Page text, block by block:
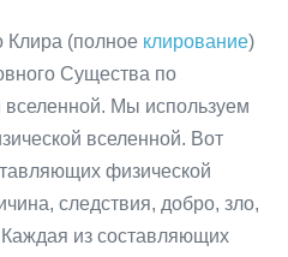
Клира (полное клирование)
Существа по
Мы используем
вселенной. Вот
физической
следствия, добро, зло,
из составляющих